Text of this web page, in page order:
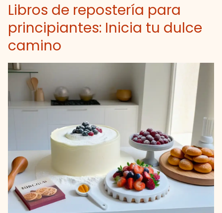
Libros de repostería para
principiantes: Inicia tu dulce
camino